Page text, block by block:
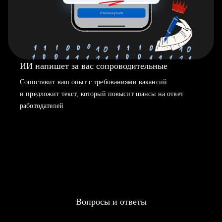
ИИ напишет за вас сопроводительные
Сопоставит ваш опыт с требованиями вакансий
и предложит текст, который повысит шансы на ответ
работодателей
Вопросы и ответы